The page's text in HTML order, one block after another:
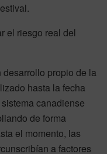
el riesgo real del
desarrollo propio de la
hasta la fecha
canadiense
de forma
el momento, las
a factores